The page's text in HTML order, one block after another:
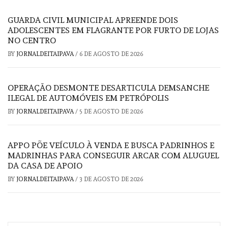
GUARDA CIVIL MUNICIPAL APREENDE DOIS
ADOLESCENTES EM FLAGRANTE POR FURTO DE LOJAS
NO CENTRO
BY JORNALDEITAIPAVA/ 6 DE AGOSTO DE 2026
OPERAÇÃO DESMONTE DESARTICULA DEMSANCHE
ILEGAL DE AUTOMÓVEIS EM PETRÓPOLIS
BY JORNALDEITAIPAVA/ 5 DE AGOSTO DE 2026
APPO PÕE VEÍCULO À VENDA E BUSCA PADRINHOS E
MADRINHAS PARA CONSEGUIR ARCAR COM ALUGUEL
DA CASA DE APOIO
BY JORNALDEITAIPAVA/ 3 DE AGOSTO DE 2026